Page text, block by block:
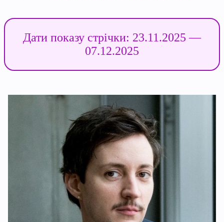
Дати показу стрічки: 23.11.2025 —
07.12.2025